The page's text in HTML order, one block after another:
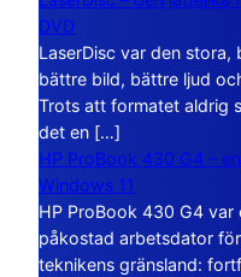
DVD
LaserDisc var den
bättre bild, bättre ljud
Trots att formatet aldrig
det en […]
HP ProBook 430 G4 –
Windows 11
HP ProBook 430 G4
påkostad arbetsdator
teknikens gränsland: